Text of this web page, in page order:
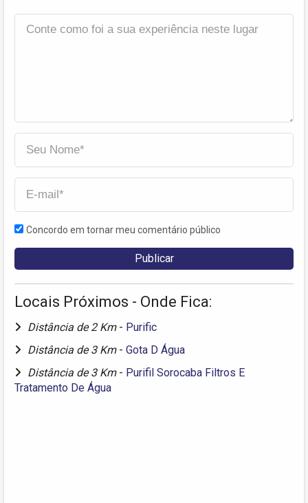
Concordo em tornar meu comentário público
Locais Próximos - Onde Fica:
Distância de 2 Km - Purific
Distância de 3 Km - Gota D Água
Distância de 3 Km - Purifil Sorocaba Filtros E
Tratamento De Água